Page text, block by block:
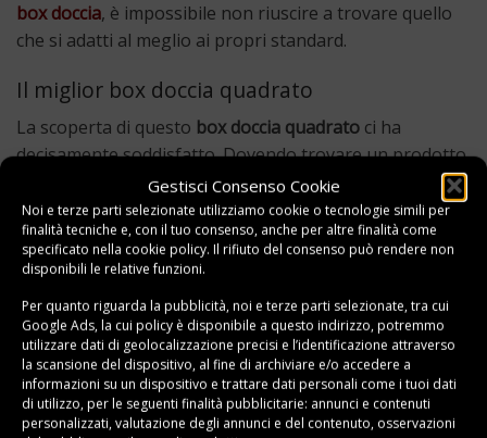
Gestisci Consenso Cookie
Noi e terze parti selezionate utilizziamo cookie o tecnologie simili per
finalità tecniche e, con il tuo consenso, anche per altre finalità come
specificato nella cookie policy. Il rifiuto del consenso può rendere non
disponibili le relative funzioni.
Per quanto riguarda la pubblicità, noi e terze parti selezionate, tra cui
Google Ads, la cui policy è disponibile a questo indirizzo, potremmo
utilizzare dati di geolocalizzazione precisi e l’identificazione attraverso
la scansione del dispositivo, al fine di archiviare e/o accedere a
informazioni su un dispositivo e trattare dati personali come i tuoi dati
di utilizzo, per le seguenti finalità pubblicitarie: annunci e contenuti
personalizzati, valutazione degli annunci e del contenuto, osservazioni
box doccia, è impossibile non riuscire a trovare quello
che si adatti al meglio ai propri standard.
Il miglior box doccia quadrato
La scoperta di questo box doccia quadrato ci ha
decisamente soddisfatto. Dovendo trovare un prodotto
che si adattasse a quasi tutti gli ambienti e a tutte le
necessità abbiamo trovato in questa cabina doccia la
risposta a tutti i nostri standard!
Estremamente bello da vedere con i
anodizzatoconfinitura cromoe ipannelliinvetro
temperato di 6 mm, ci ha dato subito la conferma
dell’ottima impressione sulla qualità dei materiali. Solidi
e resistenti.